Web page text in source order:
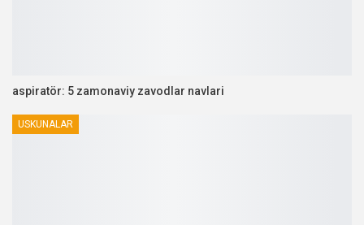
aspiratör: 5 zamonaviy zavodlar navlari
USKUNALAR